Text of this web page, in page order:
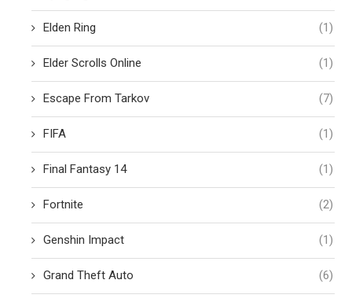
Elden Ring (1)
Elder Scrolls Online (1)
Escape From Tarkov (7)
FIFA (1)
Final Fantasy 14 (1)
Fortnite (2)
Genshin Impact (1)
Grand Theft Auto (6)